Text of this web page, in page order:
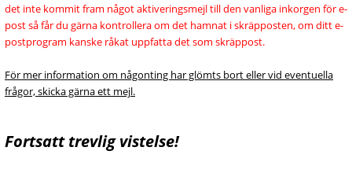
det inte kommit fram något aktiveringsmejl till den vanliga inkorgen för e-
post så får du gärna kontrollera om det hamnat i skräpposten, om ditt e-
postprogram kanske råkat uppfatta det som skräppost.
För mer information om någonting har glömts bort eller vid eventuella
frågor, skicka gärna ett mejl.
Fortsatt trevlig vistelse!